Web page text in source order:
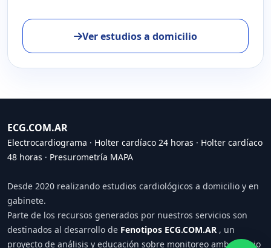
Ver estudios a domicilio
ECG.COM.AR
Electrocardiograma · Holter cardíaco 24 horas · Holter cardíaco
48 horas · Presurometría MAPA
Desde 2020 realizando estudios cardiológicos a domicilio y en
gabinete.
Parte de los recursos generados por nuestros servicios son
destinados al desarrollo de Fenotipos ECG.COM.AR , un
proyecto de análisis y educación sobre monitoreo ambulatorio